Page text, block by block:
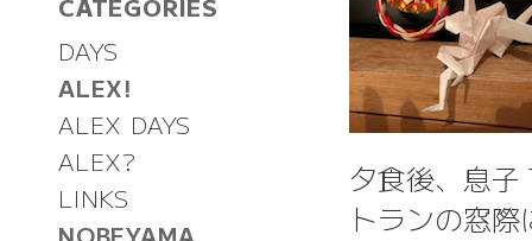
CATEGORIES
DAYS
ALEX!
ALEX DAYS
ALEX?
LINKS
夕食後、息
トランの窓